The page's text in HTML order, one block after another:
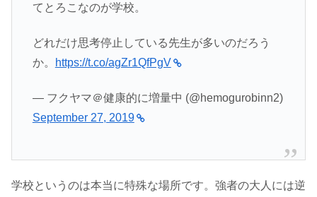
てとろこなのが学校。
どれだけ思考停止している先生が多いのだろう
か。
https://t.co/agZr1QfPgV
— フクヤマ＠健康的に増量中 (@hemogurobinn2)
September 27, 2019
学校というのは本当に特殊な場所です。強者の大人には逆